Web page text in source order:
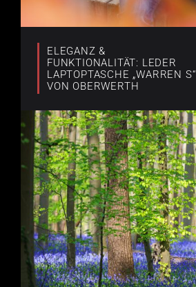
ELEGANZ &
FUNKTIONALITÄT: LEDER
LAPTOPTASCHE „WARREN S“
VON OBERWERTH